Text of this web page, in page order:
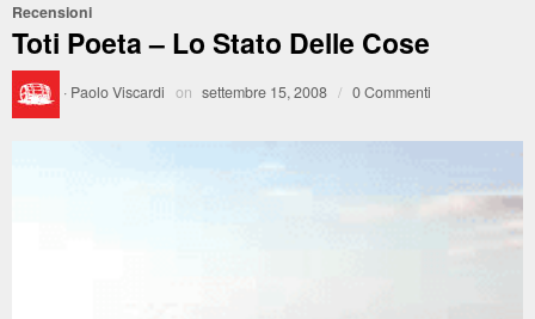
Recensioni
Toti Poeta – Lo Stato Delle Cose
· Paolo Viscardi on settembre 15, 2008 / 0 Commenti